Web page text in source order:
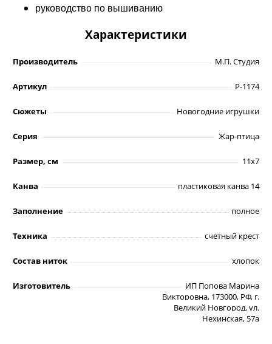
руководство по вышиванию
Характеристики
Производитель М.П. Студия
Артикул Р-1174
Сюжеты Новогодние игрушки
Серия Жар-птица
Размер, см 11х7
Канва пластиковая канва 14
Заполнение полное
Техника счетный крест
Состав ниток хлопок
Изготовитель
ИП Попова Марина
Викторовна, 173000, РФ, г.
Великий Новгород, ул.
Нехинская, 57а